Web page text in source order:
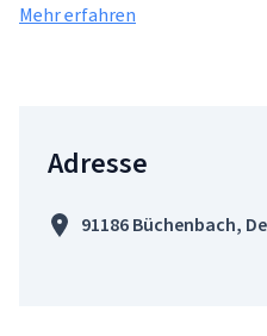
Mehr erfahren
Adresse
91186 Büchenbach,